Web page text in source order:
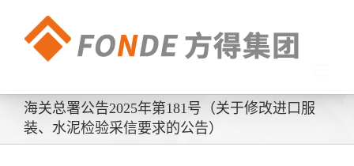
海关总署公告2025年第181号（关于修改进口服
装、水泥检验采信要求的公告）